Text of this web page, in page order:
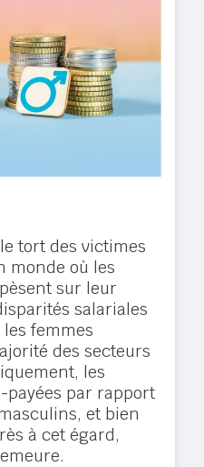
tort des victimes
monde où les
sur leur
salariales
femmes
des secteurs
les
payées par rapport
et bien
à cet égard,